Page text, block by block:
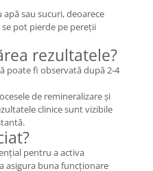
apă sau sucuri, deoarece
pot pierde pe pereții
rezultatele?
poate fi observată după 2-4
de remineralizare și
clinice sunt vizibile
pentru a activa
asigura buna funcționare